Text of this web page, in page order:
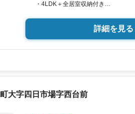
・4LDK＋全居室収納付き
永大ハウス工業の強み
仙台市を中心に宮城県内の多数店舗
おります。
更に教育施設や商業施設、子育て環
詳細を見る
大字四日市場字西台前